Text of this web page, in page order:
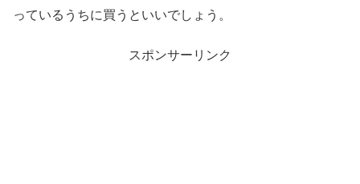
っているうちに買うといいでしょう。
スポンサーリンク